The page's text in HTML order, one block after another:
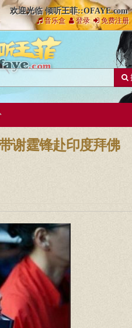
欢迎光临 倾听王菲::OFAYE.com
音乐盒 登录 免费注册
谢霆锋赴印度拜佛